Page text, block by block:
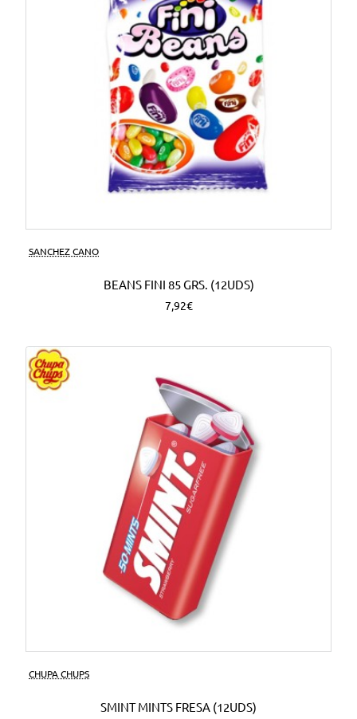
SANCHEZ CANO
BEANS FINI 85 GRS. (12UDS)
7,92€
CHUPA CHUPS
SMINT MINTS FRESA (12UDS)